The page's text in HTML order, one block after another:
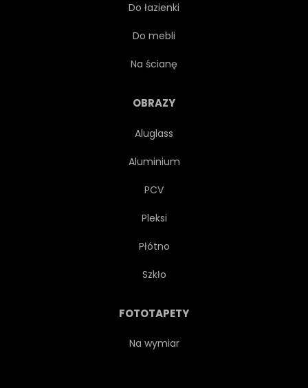
Do łazienki
Do mebli
Na ścianę
OBRAZY
Aluglass
Aluminium
PCV
Pleksi
Płótno
Szkło
FOTOTAPETY
Na wymiar